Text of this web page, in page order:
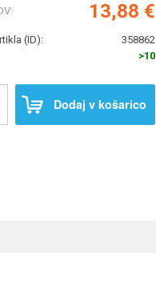
13,88 €
(ID):
358862
>10
Dodaj v košarico